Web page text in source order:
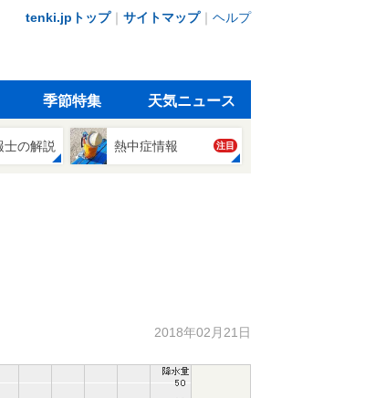
tenki.jpトップ｜ サイトマップ｜ ヘルプ
季節特集 天気ニュース
士の解説 熱中症情報 注目
2018年02月21日